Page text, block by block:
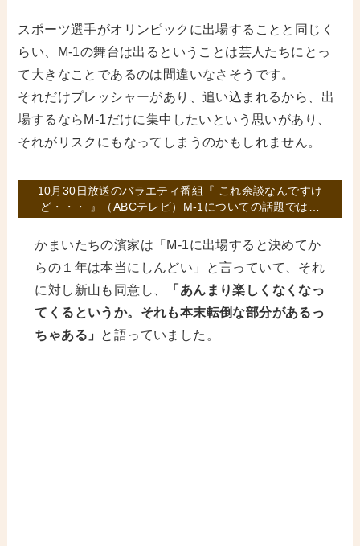
スポーツ選手がオリンピックに出場することと同じく
らい、M-1の舞台は出るということは芸人たちにとっ
て大きなことであるのは間違いなさそうです。
それだけプレッシャーがあり、追い込まれるから、出
場するならM-1だけに集中したいという思いがあり、
それがリスクにもなってしまうのかもしれません。
10月30日放送のバラエティ番組『 これ余談なんですけ
ど・・・ 』（ABCテレビ）M-1についての話題では…
かまいたちの濱家は「M-1に出場すると決めてか
らの１年は本当にしんどい」と言っていて、それ
に対し新山も同意し、
「あんまり楽しくなくなっ
てくるというか。それも本末転倒な部分があるっ
ちゃある」 と語っていました。